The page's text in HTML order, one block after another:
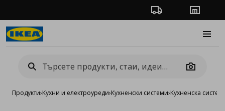
Проследяване на
Camera
Продукти›Кухни и електроуреди›Кухненски системи›Кухненска